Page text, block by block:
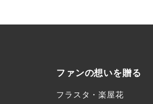
ファンの想いを贈る
フラスタ・楽屋花